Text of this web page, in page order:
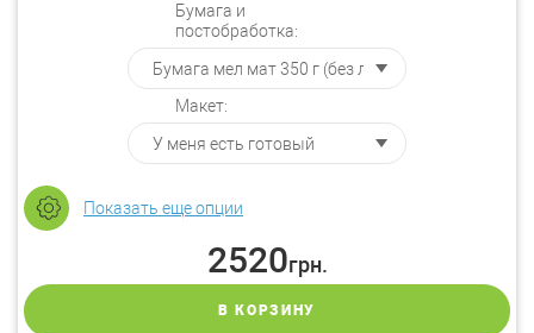
Бумага и
постобработка:
Макет:
Показать еще опции
2520грн.
В КОРЗИНУ